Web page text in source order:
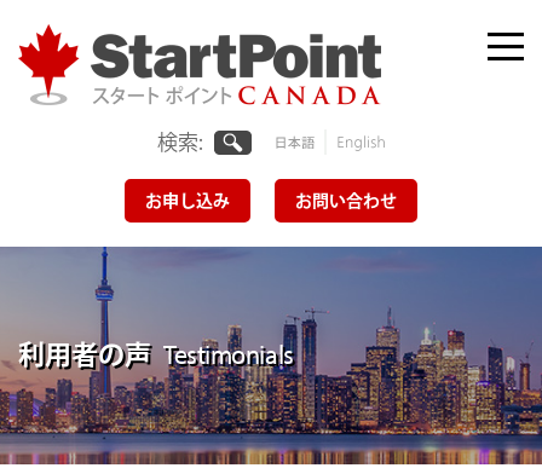
content
検索:
語
お申し込み お問い合わせ
利用者の声 Testimonials